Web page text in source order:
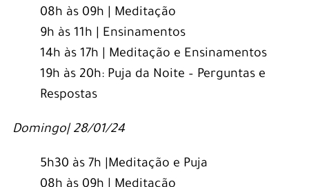
08h às 09h | Meditação
9h às 11h | Ensinamentos
14h às 17h | Meditação e Ensinamentos
19h às 20h: Puja da Noite – Perguntas e
Respostas
Domingo| 28/01/24
5h30 às 7h |Meditação e Puja